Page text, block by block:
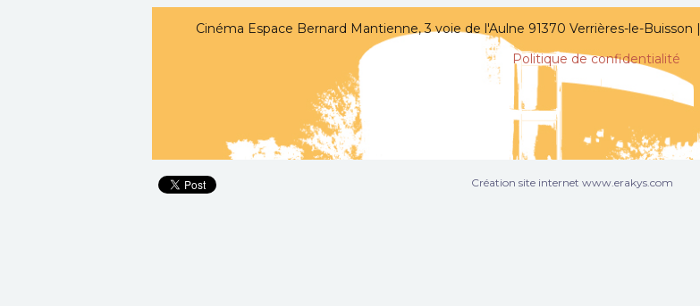
Cinéma Espace Bernard Mantienne, 3 voie de l'Aulne 91370 Verrières-le-Buisson |
Politique de confidentialité
Création site internet www.erakys.com